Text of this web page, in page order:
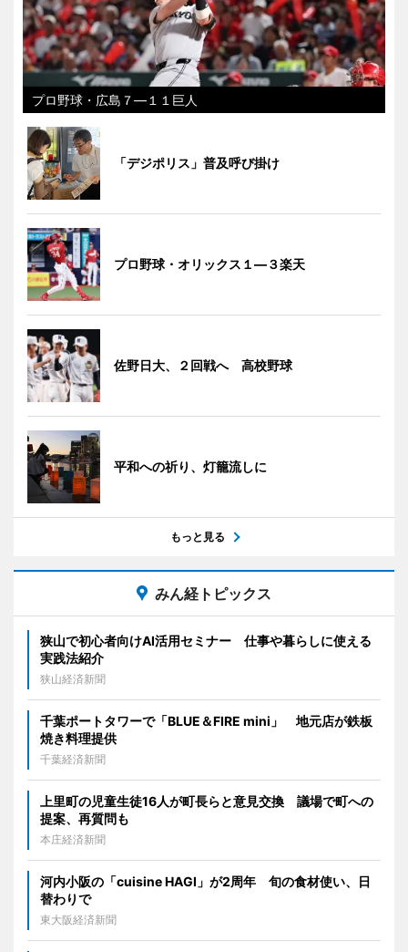
プロ野球・広島７―１１巨人
「デジポリス」普及呼び掛け
プロ野球・オリックス１―３楽天
佐野日大、２回戦へ 高校野球
平和への祈り、灯籠流しに
もっと見る
みん経トピックス
狭山で初心者向けAI活用セミナー 仕事や暮らしに使える
実践法紹介
狭山経済新聞
千葉ポートタワーで「BLUE＆FIRE mini」 地元店が鉄板
焼き料理提供
千葉経済新聞
上里町の児童生徒16人が町長らと意見交換 議場で町への
提案、再質問も
本庄経済新聞
河内小阪の「cuisine HAGI」が2周年 旬の食材使い、日
替わりで
東大阪経済新聞